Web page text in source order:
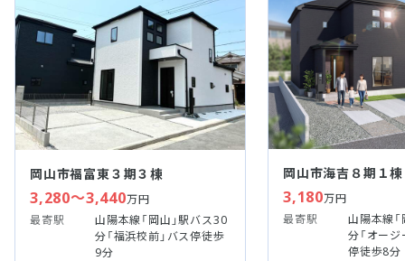
岡山市福富東３期３棟
3,280～3,440万円
最寄駅
山陽本線「岡山」駅バス30
分「福浜校前」バス停徒歩
9分
岡山市海吉８期１棟
3,180万円
最寄駅
山陽本線
分「オー
停徒歩8分